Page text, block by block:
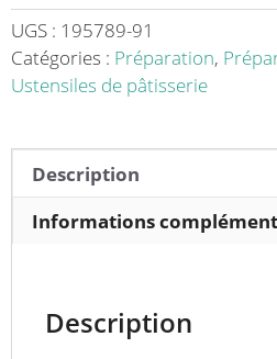
UGS : 195789-91
Catégories : Préparation,
Ustensiles de pâtisserie
Description
Informations
Description